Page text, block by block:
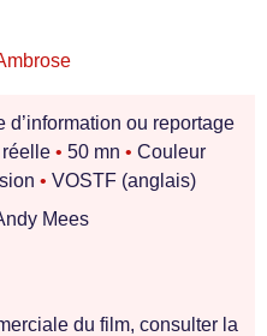
d’information ou reportage
• 50 mn • Couleur
• VOSTF (anglais)
Mees
du film, consulter la